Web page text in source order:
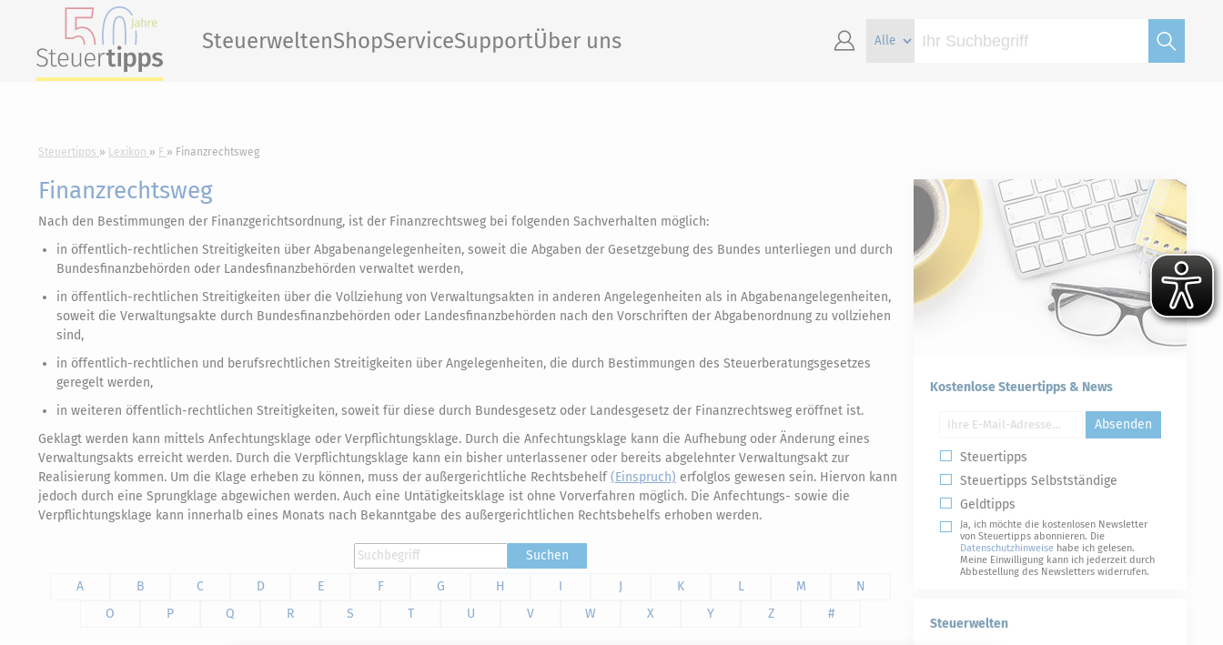
SteuerweltenShopServiceSupportÜber uns
Steuertipps Lexikon F Finanzrechtsweg
Finanzrechtsweg
Nach den Bestimmungen der Finanzgerichtsordnung, ist der Finanzrechtsweg bei folgenden Sachverhalten möglich:
in öffentlich-rechtlichen Streitigkeiten über Abgabenangelegenheiten, soweit die Abgaben der Gesetzgebung des Bundes unterliegen und durch
Bundesfinanzbehörden oder Landesfinanzbehörden verwaltet werden,
in öffentlich-rechtlichen Streitigkeiten über die Vollziehung von Verwaltungsakten in anderen Angelegenheiten als in Abgabenangelegenheiten,
soweit die Verwaltungsakte durch Bundesfinanzbehörden oder Landesfinanzbehörden nach den Vorschriften der Abgabenordnung zu vollziehen
sind,
in öffentlich-rechtlichen und berufsrechtlichen Streitigkeiten über Angelegenheiten, die durch Bestimmungen des Steuerberatungsgesetzes
geregelt werden,
in weiteren öffentlich-rechtlichen Streitigkeiten, soweit für diese durch Bundesgesetz oder Landesgesetz der Finanzrechtsweg eröffnet ist.
Geklagt werden kann mittels Anfechtungsklage oder Verpflichtungsklage. Durch die Anfechtungsklage kann die Aufhebung oder Änderung eines
Verwaltungsakts erreicht werden. Durch die Verpflichtungsklage kann ein bisher unterlassener oder bereits abgelehnter Verwaltungsakt zur
Realisierung kommen. Um die Klage erheben zu können, muss der außergerichtliche Rechtsbehelf(Einspruch) erfolglos gewesen sein. Hiervon kann
jedoch durch eine Sprungklage abgewichen werden. Auch eine Untätigkeitsklage ist ohne Vorverfahren möglich. Die Anfechtungs- sowie die
Verpflichtungsklage kann innerhalb eines Monats nach Bekanntgabe des außergerichtlichen Rechtsbehelfs erhoben werden.
Suchen
A
B C D E F G H I J K L M
N
O
P Q R S T U V W X Y Z #
Kostenlose Steuertipps & News
Absenden
Steuertipps
Steuertipps Selbstständige
Geldtipps
Ja, ich möchte die kostenlosen Newsletter
von Steuertipps abonnieren. Die
Datenschutzhinweise habe ich gelesen.
Meine Einwilligung kann ich jederzeit durch
Abbestellung des Newsletters widerrufen.
Steuerwelten